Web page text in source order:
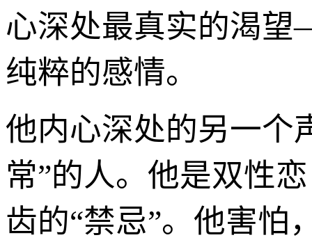
心深处最真实的渴
纯粹的感情。
他内心深处的另一个
常”的人。他是双性
齿的“禁忌”。他害怕